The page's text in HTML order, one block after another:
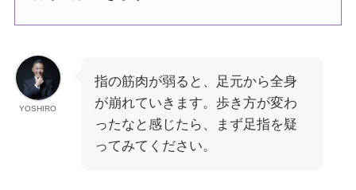
YOSHIRO
指の筋肉が弱ると、足元から全身
が崩れていきます。歩き方が変わ
ったなと感じたら、まず足指を疑
ってみてください。